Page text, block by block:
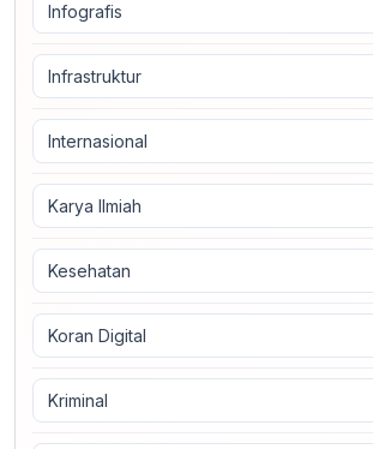
Infografis
Infrastruktur
Internasional
Karya Ilmiah
Kesehatan
Koran Digital
Kriminal